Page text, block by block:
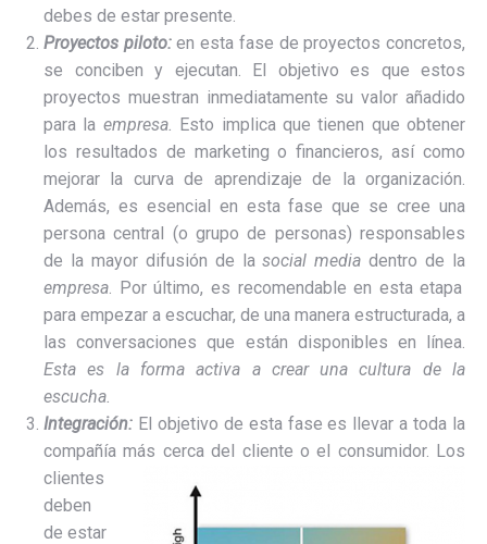
debes de estar presente.
Proyectos piloto:en esta fase de proyectos concretos,
se conciben y ejecutan. El objetivo es que estos
proyectos muestran inmediatamente su valor añadido
para la empresa. Esto implica que tienen que obtener
los resultados de marketing o financieros, así como
mejorar la curva de aprendizaje de la organización.
Además, es esencial en esta fase que se cree una
persona central (o grupo de personas) responsables
de la mayor difusión de lasocial media dentro de la
empresa. Por último, es recomendable en esta etapa
para empezar a escuchar, de una manera estructurada, a
las conversaciones que están disponibles en línea.
Esta es la forma activa a crear una cultura de la
escucha.
Integración: El objetivo de esta fase es llevar a toda la
compañía más cerca del cliente o el consumidor. Los
clientes
deben
de estar